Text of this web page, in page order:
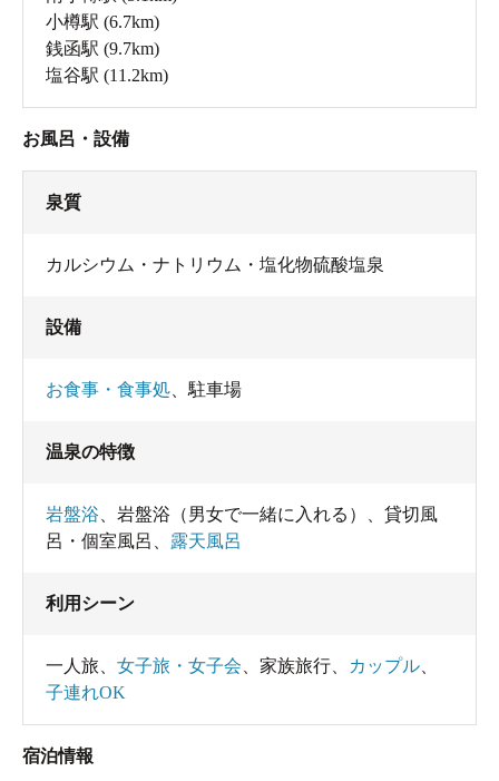
小樽駅 (6.7km)
銭函駅 (9.7km)
塩谷駅 (11.2km)
お風呂・設備
泉質
カルシウム・ナトリウム・塩化物硫酸塩泉
設備
お食事・食事処 駐車場
温泉の特徴
岩盤浴 岩盤浴（男女で一緒に入れる）
貸切風
呂・個室風呂
露天風呂
利用シーン
一人旅 女子旅・女子会 家族旅行 カップル
子連れOK
宿泊情報